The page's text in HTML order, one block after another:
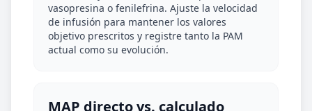
vasopresina o fenilefrina. Ajuste la velocidad
de infusión para mantener los valores
objetivo prescritos y registre tanto la PAM
actual como su evolución.
MAP directo vs. calculado